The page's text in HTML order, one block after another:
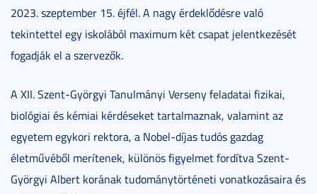
2023. szeptember 15. éjfél. A nagy érdeklődésre való
tekintettel egy iskolából maximum két csapat jelentkezését
fogadják el a szervezők.
A XII. Szent-Györgyi Tanulmányi Verseny feladatai fizikai,
biológiai és kémiai kérdéseket tartalmaznak, valamint az
egyetem egykori rektora, a Nobel-díjas tudós gazdag
életművéből merítenek, különös figyelmet fordítva Szent-
Györgyi Albert korának tudománytörténeti vonatkozásaira és